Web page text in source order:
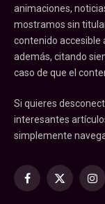
animaciones,
mostramos sin
contenido accesible
además, citando
caso de que el
Si quieres
interesantes
simplemente
Facebook
X